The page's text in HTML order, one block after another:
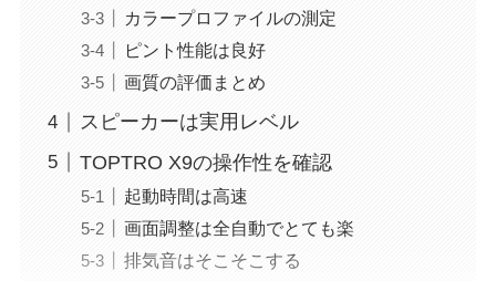
カラープロファイルの測定
ピント性能は良好
画質の評価まとめ
スピーカーは実用レベル
TOPTRO X9の操作性を確認
起動時間は高速
画面調整は全自動でとても楽
排気音はそこそこする